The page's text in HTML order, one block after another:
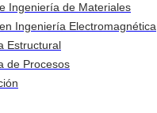
Ingeniería de Materiales
Ingeniería Electromagnética
Estructural
de Procesos